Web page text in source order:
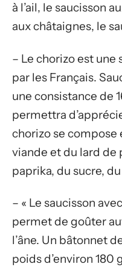
à l’ail, le saucisson
aux châtaignes, le
– Le chorizo est une
par les Français.
une consistance de
permettra
chorizo se
viande et du lard de
paprika, du sucre,
– « Le saucisson
permet de goûter
l’âne. Un bâtonnet
poids d’environ 180